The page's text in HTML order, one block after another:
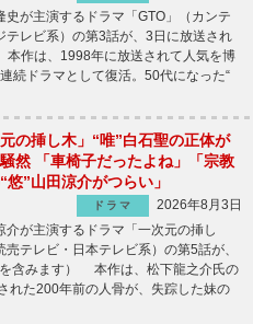
が主演するドラマ「GTO」（カンテ
テレビ系）の第3話が、3日に放送され
作は、1998年に放送されて人気を博
続ドラマとして復活。50代になった“
元の挿し木」“唯”白石聖の正体が
然 「車椅子だったよね」「宗教
悠”山田涼介がつらい」
ドラマ
2026年8月3日
が主演するドラマ「一次元の挿し
売テレビ・日本テレビ系）の第5話が、
含みます） 本作は、松下龍之介氏の
れた200年前の人骨が、失踪した妹の